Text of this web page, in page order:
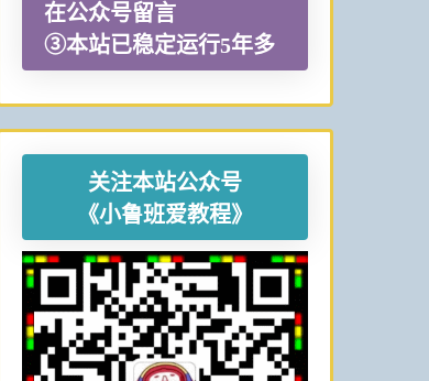
在公众号留言
③本站已稳定运行5年多
关注本站公众号
《小鲁班爱教程》